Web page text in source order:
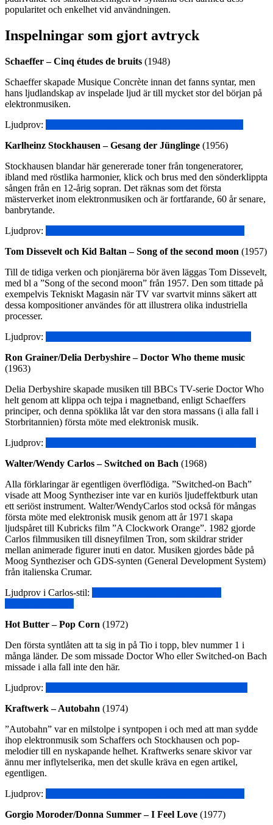
popularitet och enkelhet vid användningen.
Inspelningar som gjort avtryck
Schaeffer – Cinq études de bruits (1948)
Schaeffer skapade Musique Concrète innan det fanns syntar, men
hans ljudlandskap av inspelade ljud är till mycket stor del början på
elektronmusiken.
Ljudprov:
Karlheinz Stockhausen – Gesang der Jünglinge (1956)
Stockhausen blandar här genererade toner från tongeneratorer,
ibland med röstlika harmonier, klick och brus med den sönderklippta
sången från en 12-årig sopran. Det räknas som det första
mästerverket inom elektronmusiken och är fortfarande, 60 år senare,
banbrytande.
Ljudprov:
Tom Dissevelt och Kid Baltan – Song of the second moon (1957)
Till de tidiga verken och pionjärerna bör även läggas Tom Dissevelt,
med bl a ”Song of the second moon” från 1957. Den som tittade på
exempelvis Tekniskt Magasin när TV var svartvit minns säkert att
dessa kompositioner användes för att illustrera olika industriella
processer.
Ljudprov:
Ron Grainer/Delia Derbyshire – Doctor Who theme music
(1963)
Delia Derbyshire skapade musiken till BBCs TV-serie Doctor Who
helt genom att klippa och tejpa i magnetband, enligt Schaeffers
principer, och denna spöklika låt var den stora massans (i alla fall i
Storbritannien) första möte med elektronisk musik.
Ljudprov:
Walter/Wendy Carlos – Switched on Bach (1968)
Alla förklaringar är egentligen överflödiga. ”Switched-on Bach”
visade att Moog Syntheziser inte var en kuriös ljudeffektburk utan
ett seriöst instrument. Walter/WendyCarlos stod också för mångas
första möte med elektronisk musik genom att år 1971 skapa
ljudspåret till Kubricks film ”A Clockwork Orange”. 1982 gjorde
Carlos filmmusiken till disneyfilmen Tron, som skildrar strider
mellan animerade figurer inuti en dator. Musiken gjordes både på
Moog Syntheziser och GDS-synten (General Development System)
från italienska Crumar.
Ljudprov i Carlos-stil:
Hot Butter – Pop Corn (1972)
Den första syntlåten att ta sig in på Tio i topp, blev nummer 1 i
många länder. De som missade Doctor Who eller Switched-on Bach
missade i alla fall inte den här.
Ljudprov:
Kraftwerk – Autobahn (1974)
”Autobahn” var en milstolpe i syntpopen i och med att man sydde
ihop elektronmusik som Schaffers och Stockhausen och pop-
melodier till en nyskapande helhet. Kraftwerks senare skivor var
ännu mer inflytelserika, men det skulle kräva en egen artikel,
egentligen.
Ljudprov:
Gorgio Moroder/Donna Summer – I Feel Love (1977)